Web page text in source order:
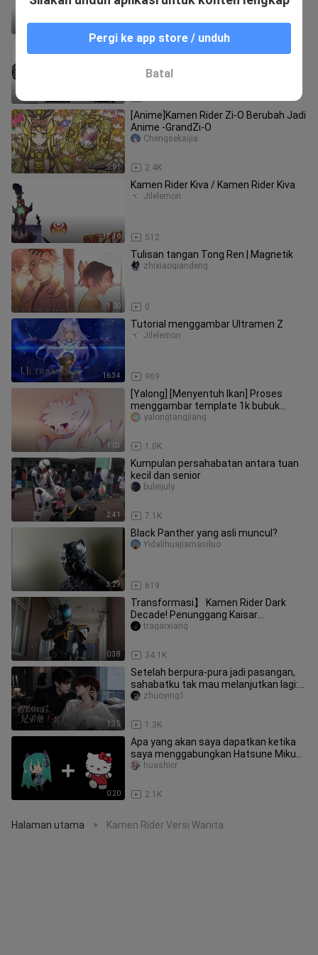
SIC】MetsubouJinrai.net Death
Thunder
Jilelemon
1:01
[Anime]Kamen Rider Zi-O Berubah Jadi
Anime -GrandZi-O
2.4K
Chengsekaijia
17:10
Kamen Rider Kiva / Kamen Rider Kiva
512
Jilelemon
1:00
Tulisan tangan Tong Ren | Magnetik
0
zhixiaoqiandeng
16:34
Tutorial menggambar Ultramen Z
969
Jilelemon
1:03
[Yalong] [Menyentuh Ikan] Proses
menggambar template 1k bubuk
gratis
1.0K
yalongtangjiang
2:41
Kumpulan persahabatan antara tuan
kecil dan senior
7.1K
buleijuly
3:29
Black Panther yang asli muncul?
619
Yidalihuajiamasiluo
0:38
Transformasi】 Kamen Rider Dark
Decade! Penunggang Kaisar
Kegelapan!
34.1K
tragarxiang
1:35
Setelah berpura-pura jadi pasangan,
sahabatku tak mau melanjutkan lagi:
Episode 1 (Begitu bangun, ak
1.3K
zhuoying1
0:20
Apa yang akan saya dapatkan ketika
saya menggabungkan Hatsune Miku
dan Hello kitty?
2.1K
huashicr
Halaman utama > Kamen Rider Versi Wanita
Pergi ke app store / unduh
Batal